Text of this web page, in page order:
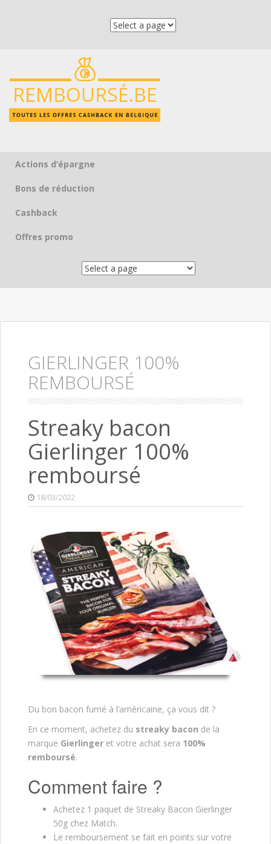
Skip to content
Actions d’épargne
Bons de réduction
Cashback
Offres promo
GIERLINGER 100%
REMBOURSÉ
Streaky bacon
Gierlinger 100%
remboursé
18/03/2022
Du bon bacon fumé à l’américaine, ça vous dit ?
En ce moment, achetez du streaky bacon de la
marque Gierlinger et votre achat sera 100%
remboursé.
Comment faire ?
Achetez 1 paquet de Streaky Bacon Gierlinger
50g chez Match.
Le remboursement se fait en points sur votre